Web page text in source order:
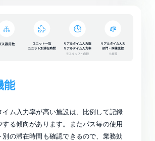
能
イム入力率が高い施設は、比例して記録
する傾向があります。またパス毎の使用
別の滞在時間も確認できるので、業務効